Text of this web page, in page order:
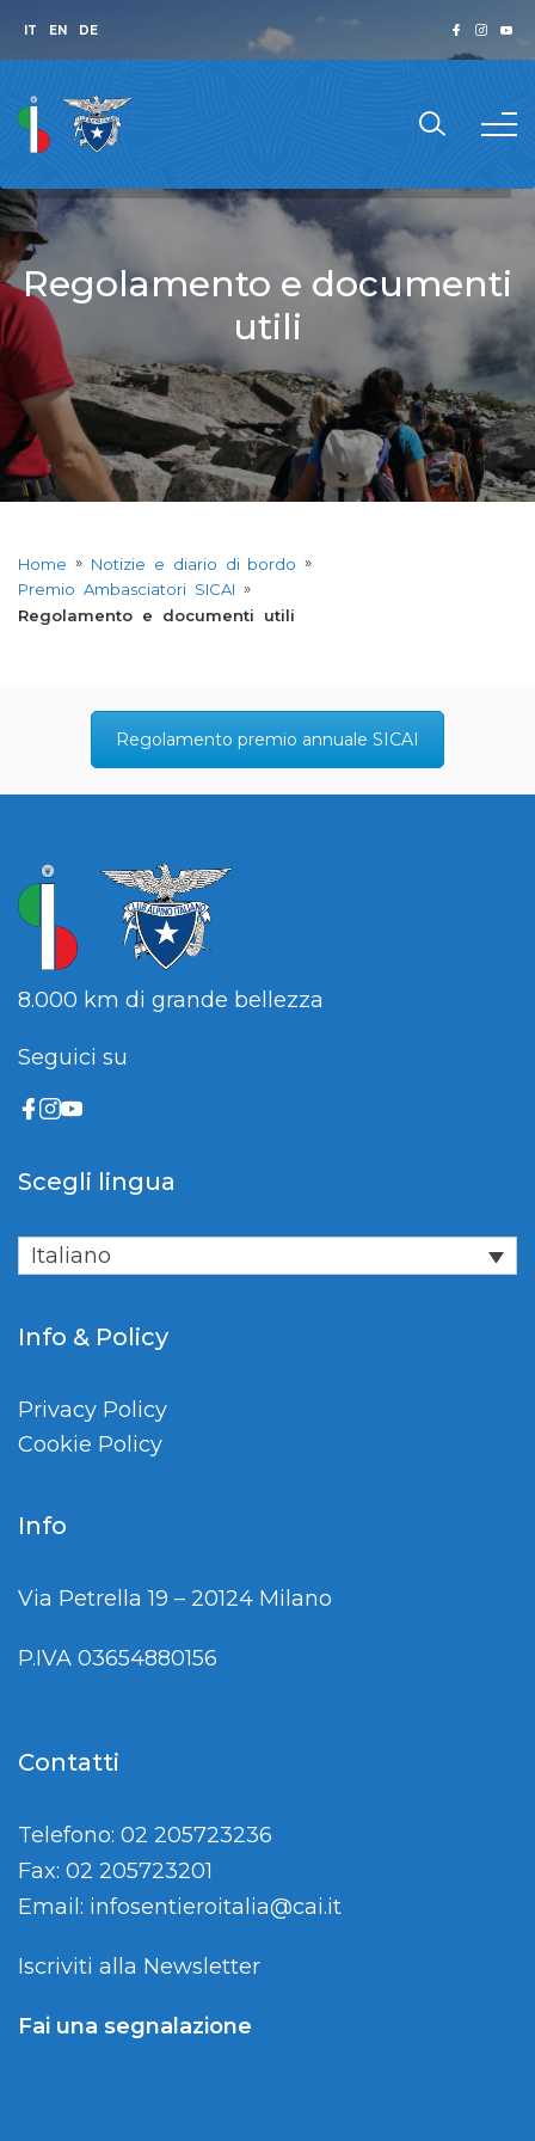
DE
EN
IT
Regolamento e documenti
utili
Home » Notizie e diario di bordo »
Premio Ambasciatori SICAI »
Regolamento e documenti utili
Regolamento premio annuale SICAI
8.000 km di grande bellezza
Seguici su
Scegli lingua
Italiano
Info & Policy
Privacy Policy
Cookie Policy
Info
Via Petrella 19 – 20124 Milano
P.IVA 03654880156
Contatti
Telefono: 02 205723236
Fax: 02 205723201
Email: infosentieroitalia@cai.it
Iscriviti alla Newsletter
Fai una segnalazione